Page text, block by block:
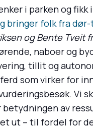
i parken og
bringer folk fra
og Bente Tveit
naboer og
tillit og
som virker for
Vi
av
ut – til fordel for